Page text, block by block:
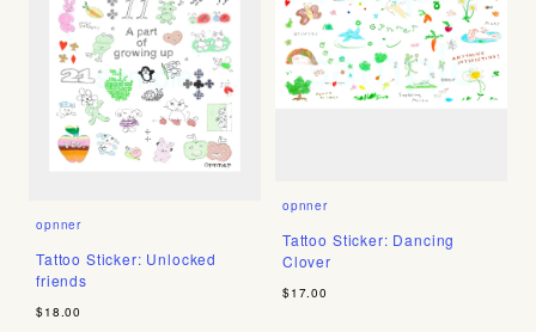
opnner
Tattoo Sticker: Unlocked
friends
$18.00
opnner
Tattoo Sticker: Dancing
Clover
$17.00